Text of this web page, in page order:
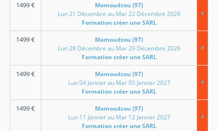
1499€
Mamoudzou (97)
Lun 21 Décembre au Mar 22 Décembre 2026
Formation créer une SARL
1499€
Mamoudzou (97)
Lun 28 Décembre au Mar 29 Décembre 2026
Formation créer une SARL
1499€
Mamoudzou (97)
Lun 04 Janvier au Mar 05 Janvier 2027
Formation créer une SARL
1499€
Mamoudzou (97)
Lun 11 Janvier au Mar 12 Janvier 2027
Formation créer une SARL